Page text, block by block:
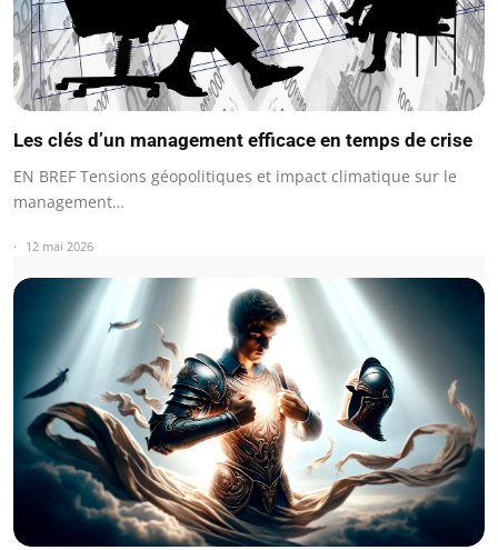
Les clés d’un management efficace en temps de crise
EN BREF Tensions géopolitiques et impact climatique sur le
management…
12 mai 2026